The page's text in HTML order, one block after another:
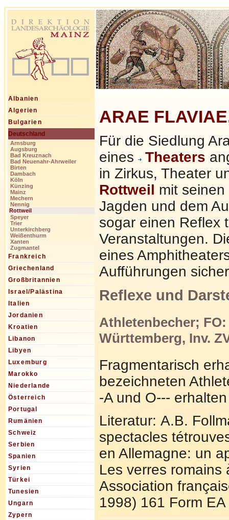
Albanien
Algerien
Bulgarien
Deutschland
Arnsburg
Augsburg
Bad Kreuznach
Bad Neuenahr-Ahrweiler
Birten
Dambach
Köln
Künzing
Mainz
Mechern
Nennig
Rottweil
Speyer
Trier
Unterkirchberg
Weißenthurm
Xanten
Zugmantel
Frankreich
Griechenland
Großbritannien
Israel/Palästina
Italien
Jordanien
Kroatien
Libanon
Libyen
Luxemburg
Marokko
Niederlande
Österreich
Portugal
Rumänien
Schweiz
Serbien
Spanien
Syrien
Türkei
Tunesien
Ungarn
Zypern
ARAE
Für die Siedlung
eines
Theaters
in Zirkus, Theater
Rottweil mit
Jagden und dem
sogar einen Reflex
Veranstaltungen.
eines
Aufführungen
Reflexe und
Athletenbecher;
Württemberg, Inv.
Fragmentarisch
bezeichneten
-A und O---
Literatur: A.B.
spectacles
en Allemagne: un
Les verres
Association
1998) 161 Form EA